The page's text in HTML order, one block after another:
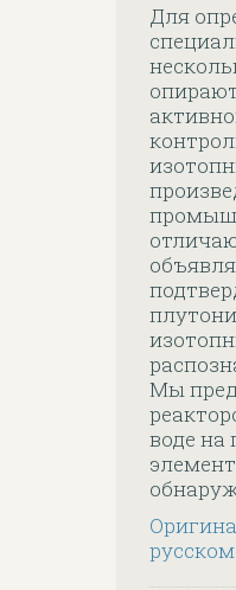
Для
Мы
воде на